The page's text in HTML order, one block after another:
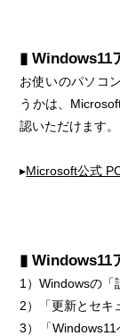
▮ Windows11
お使いのパソコ
うかは、
認いただけます。
▸Microsoft公式
▮ Windows11
1）Windowsの「
2）「更新とセキ
3）「